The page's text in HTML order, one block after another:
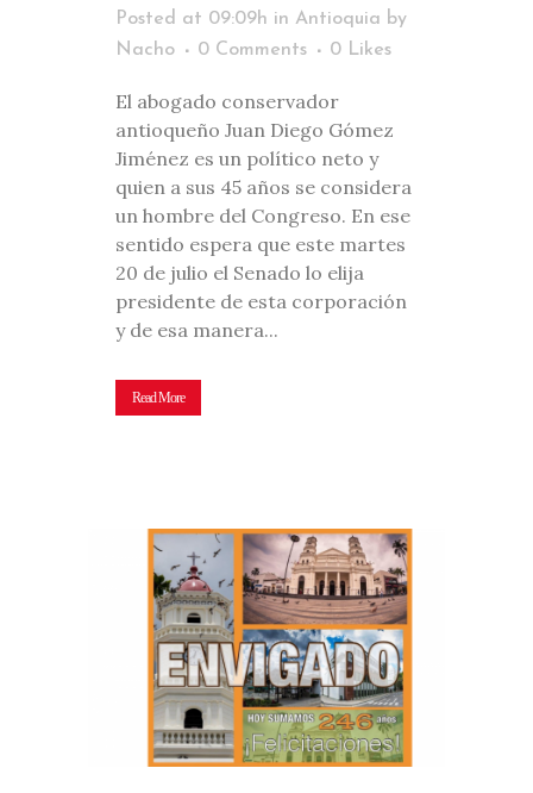
Posted at 09:09h in Antioquia by
Nacho
0 Comments 0 Likes
El abogado conservador
antioqueño Juan Diego Gómez
Jiménez es un político neto y
quien a sus 45 años se considera
un hombre del Congreso. En ese
sentido espera que este martes
20 de julio el Senado lo elija
presidente de esta corporación
y de esa manera...
Read More